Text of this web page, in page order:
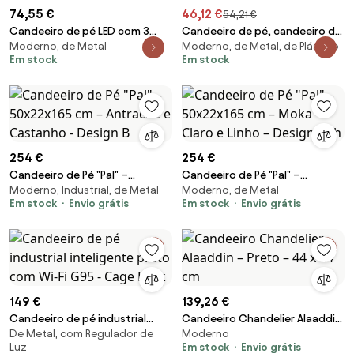
74,55 €
Candeeiro de pé LED com 3
níveis de luminosidade
reguláveis, candeeiro de pé
pé, prateado
Moderno, de Metal
Em stock
46,12 €54,21 €
Candeeiro de pé, candeeiro de
sala com 2 cabeças com
casquilhos E27 e E14, base em
(altura)
Moderno, de Metal, de Plástico
Em stock
254 €
Candeeiro de Pé "Pal" –
50x22x165 cm – Antracite e
Castanho - Design B
Moderno, Industrial, de Metal
Em stock
Envio grátis
254 €
Candeeiro de Pé "Pal" –
50x22x165 cm – Moka Claro e
Linho – Design Boh
Moderno, de Metal
Em stock
Envio grátis
149 €
Candeeiro de pé industrial
inteligente preto com Wi-Fi
G95 - Cage Rack
De Metal, com Regulador de
Luz
139,26 €
Candeeiro Chandelier Alaaddin
– Preto – 44 x 44 cm
Moderno
Em stock
Envio grátis